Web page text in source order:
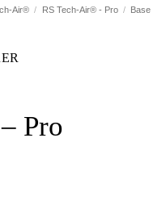
Air® / RS Tech-Air® - Pro / Base
Pro